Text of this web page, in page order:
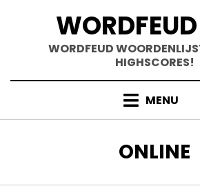
WORDFEUD
HIGHSCORES!
MENU
TAG
:
ONLINE